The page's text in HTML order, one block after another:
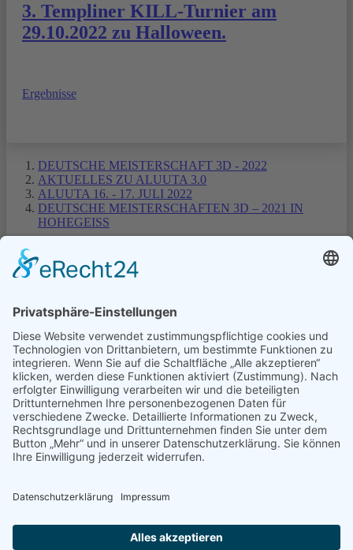
3. Templiner KILL-Turnier am
29.10.2022 zu Halloween.
Ergebnisse
DEUTSCHE MEISTERSCHAFT 3D - 2022
AKTUELLES ZU ALUUTA 3.0
ALUUTA 16. - 17. JULI 2022
DEUTSCHE MEISTERSCHAFTEN 3D – 2021 IN
HOHEGEISS
Turniere in Templin
Turniere Nordmans CUP
© Schützengilde Templin 1810 e.V.